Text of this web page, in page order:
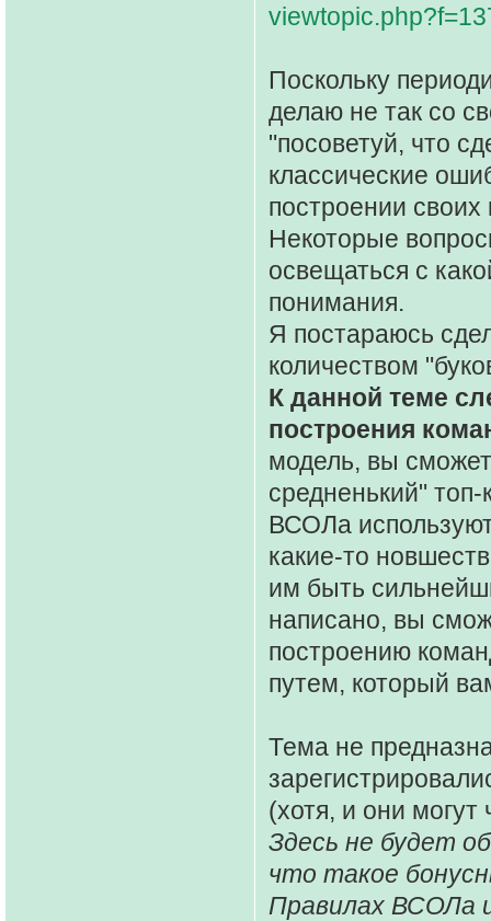
Поскольку
делаю не так со
"посоветуй, что
классические
построении
Некоторые
освещаться с
понимания.
Я постараюсь
количеством
К данной теме
построения
модель, вы
средненький"
ВСОЛа
какие-то
им быть
написано, вы
построению
путем, который
Тема не
(хотя, и они могут
Здесь не будет
что такое
Правилах ВСОЛа